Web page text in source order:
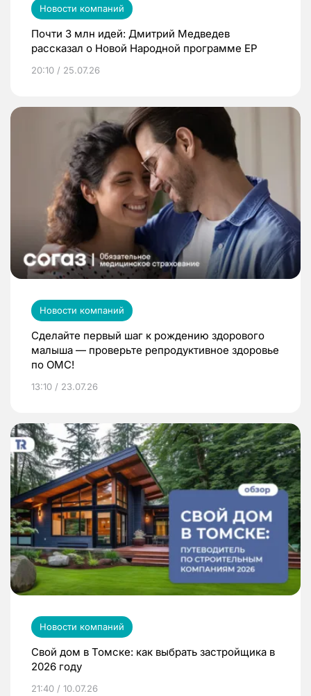
Новости компаний
Почти 3 млн идей: Дмитрий Медведев
рассказал о Новой Народной программе ЕР
20:10 / 25.07.26
Новости компаний
Сделайте первый шаг к рождению здорового
малыша — проверьте репродуктивное здоровье
по ОМС!
13:10 / 23.07.26
Новости компаний
Свой дом в Томске: как выбрать застройщика в
2026 году
21:40 / 10.07.26